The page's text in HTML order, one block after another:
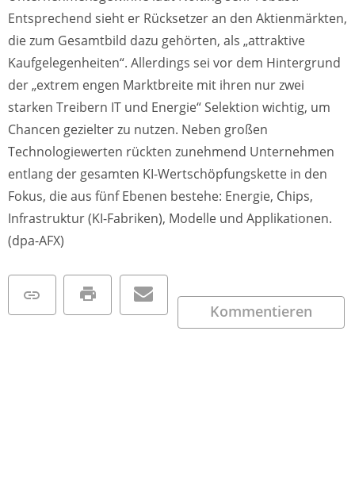
Entsprechend sieht er Rücksetzer an den Aktienmärkten,
die zum Gesamtbild dazu gehörten, als „attraktive
Kaufgelegenheiten“. Allerdings sei vor dem Hintergrund
der „extrem engen Marktbreite mit ihren nur zwei
starken Treibern IT und Energie“ Selektion wichtig, um
Chancen gezielter zu nutzen. Neben großen
Technologiewerten rückten zunehmend Unternehmen
entlang der gesamten KI-Wertschöpfungskette in den
Fokus, die aus fünf Ebenen bestehe: Energie, Chips,
Infrastruktur (KI-Fabriken), Modelle und Applikationen.
(dpa-AFX)
Kommentieren